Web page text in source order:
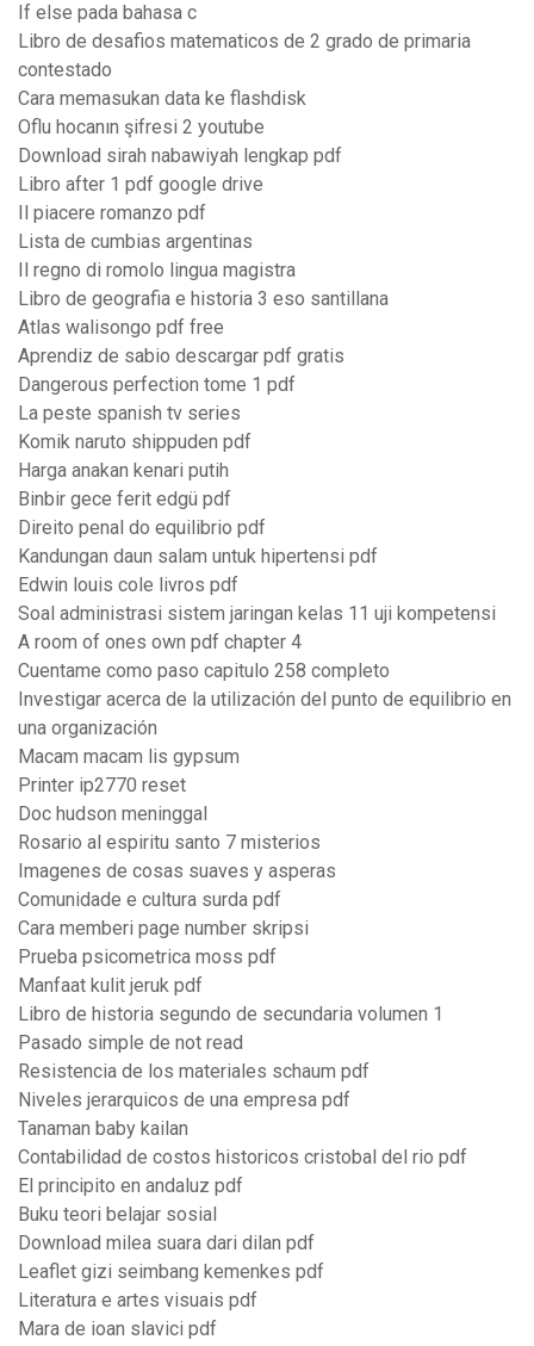
If else pada bahasa c
Libro de desafios matematicos de 2 grado de primaria
contestado
Cara memasukan data ke flashdisk
Oflu hocanın şifresi 2 youtube
Download sirah nabawiyah lengkap pdf
Libro after 1 pdf google drive
Il piacere romanzo pdf
Lista de cumbias argentinas
Il regno di romolo lingua magistra
Libro de geografia e historia 3 eso santillana
Atlas walisongo pdf free
Aprendiz de sabio descargar pdf gratis
Dangerous perfection tome 1 pdf
La peste spanish tv series
Komik naruto shippuden pdf
Harga anakan kenari putih
Binbir gece ferit edgü pdf
Direito penal do equilibrio pdf
Kandungan daun salam untuk hipertensi pdf
Edwin louis cole livros pdf
Soal administrasi sistem jaringan kelas 11 uji kompetensi
A room of ones own pdf chapter 4
Cuentame como paso capitulo 258 completo
Investigar acerca de la utilización del punto de equilibrio en
una organización
Macam macam lis gypsum
Printer ip2770 reset
Doc hudson meninggal
Rosario al espiritu santo 7 misterios
Imagenes de cosas suaves y asperas
Comunidade e cultura surda pdf
Cara memberi page number skripsi
Prueba psicometrica moss pdf
Manfaat kulit jeruk pdf
Libro de historia segundo de secundaria volumen 1
Pasado simple de not read
Resistencia de los materiales schaum pdf
Niveles jerarquicos de una empresa pdf
Tanaman baby kailan
Contabilidad de costos historicos cristobal del rio pdf
El principito en andaluz pdf
Buku teori belajar sosial
Download milea suara dari dilan pdf
Leaflet gizi seimbang kemenkes pdf
Literatura e artes visuais pdf
Mara de ioan slavici pdf